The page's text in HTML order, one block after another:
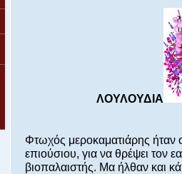
ΛΟΥΛΟΥΔ Α
Φτωχός μεροκαματιάρης
επιούσιου, για να θρέψει τον
βιοπαλαιστής. Μα ήλθαν και